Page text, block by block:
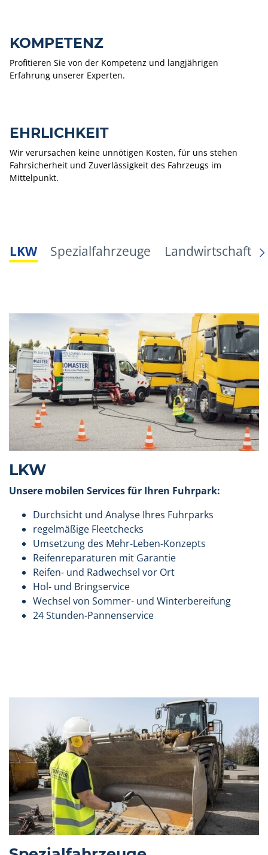
KOMPETENZ
Profitieren Sie von der Kompetenz und langjährigen
Erfahrung unserer Experten.
EHRLICHKEIT
Wir verursachen keine unnötigen Kosten, für uns stehen
Fahrsicherheit und Zuverlässigkeit des Fahrzeugs im
Mittelpunkt.
LKW Spezialfahrzeuge Landwirtschaft
LKW
Unsere mobilen Services für Ihren Fuhrpark:
Durchsicht und Analyse Ihres Fuhrparks
regelmäßige Fleetchecks
Umsetzung des Mehr-Leben-Konzepts
Reifenreparaturen mit Garantie
Reifen- und Radwechsel vor Ort
Hol- und Bringservice
Wechsel von Sommer- und Winterbereifung
24 Stunden-Pannenservice